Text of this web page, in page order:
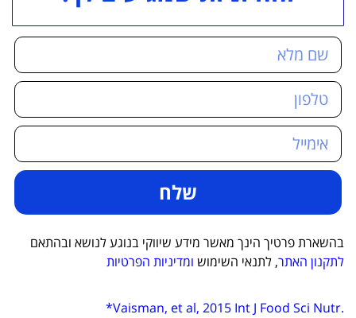
שלח
בהשארת פרטיך הינך מאשר מידע שיווקי בנוגע לנושא ובהתאם
לתקנון האתר, לתנאי השימוש ומדיניות הפרטיות
.Vaisman, et al, 2015 Int J Food Sci Nutr*